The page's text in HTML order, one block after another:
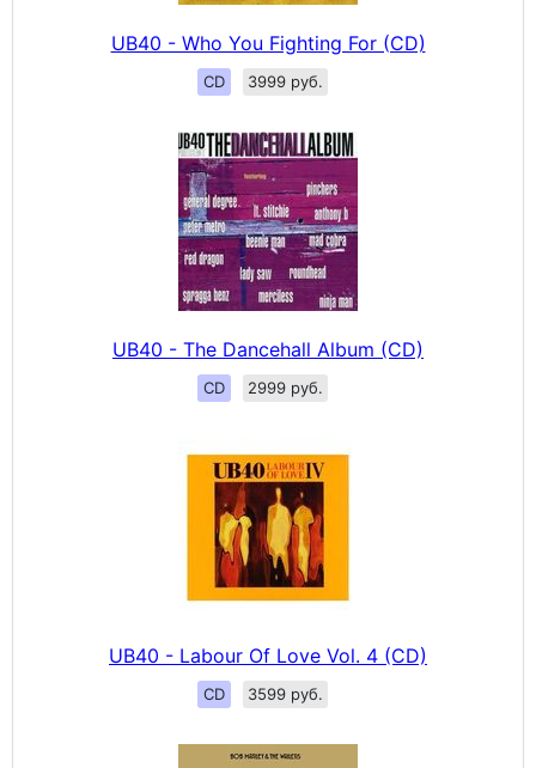
UB40 - Who You Fighting For (CD)
CD 3999 руб.
UB40 - The Dancehall Album (CD)
CD 2999 руб.
UB40 - Labour Of Love Vol. 4 (CD)
CD 3599 руб.